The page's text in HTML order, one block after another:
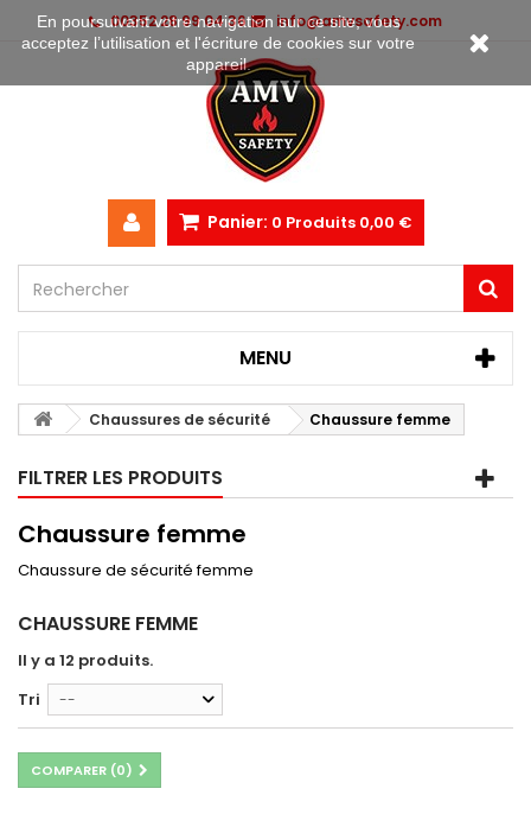
00352 28 99 04 36 info@amvsafety.com
Panier: 0 Produits 0,00 €
MENU
Chaussures de sécurité Chaussure femme
FILTRER LES PRODUITS
Chaussure femme
Chaussure de sécurité femme
CHAUSSURE FEMME
Il y a 12 produits.
Tri
--
COMPARER (0)
En poursuivant votre navigation sur ce site, vous
acceptez l’utilisation et l'écriture de cookies sur votre
appareil.